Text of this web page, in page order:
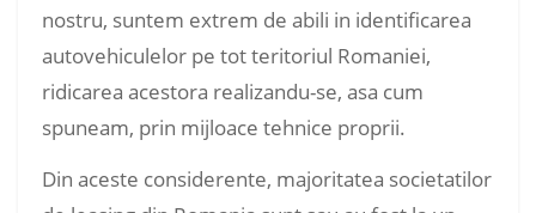
nostru, suntem extrem de abili in identificarea
autovehiculelor pe tot teritoriul Romaniei,
ridicarea acestora realizandu-se, asa cum
spuneam, prin mijloace tehnice proprii.
Din aceste considerente, majoritatea societatilor